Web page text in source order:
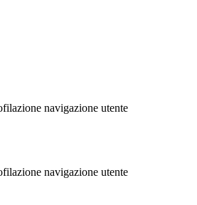
navigazione utente
navigazione utente